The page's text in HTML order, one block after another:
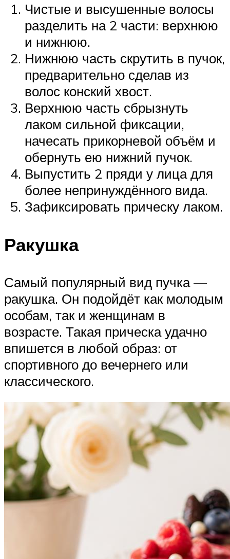
Чистые и высушенные волосы
разделить на 2 части: верхнюю
и нижнюю.
Нижнюю часть скрутить в пучок,
предварительно сделав из
волос конский хвост.
Верхнюю часть сбрызнуть
лаком сильной фиксации,
начесать прикорневой объём и
обернуть ею нижний пучок.
Выпустить 2 пряди у лица для
более непринуждённого вида.
Зафиксировать прическу лаком.
Ракушка
Самый популярный вид пучка —
ракушка. Он подойдёт как молодым
особам, так и женщинам в
возрасте. Такая прическа удачно
впишется в любой образ: от
спортивного до вечернего или
классического.